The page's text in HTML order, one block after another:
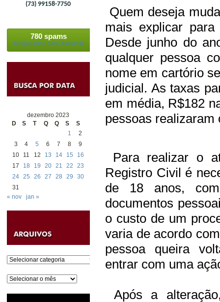
(73) 99158-7750
780 spams
bloqueados pelo Akismet
dezembro 2023
D
S T Q Q S
S
1
2
3
4 5 6 7 8
9
10
11 12 13 14 15
16
17
18 19 20 21 22
23
24 25 26 27 28 29
30
31
« nov
jan »
Categorias
Arquivos
Quem deseja
mais explicar
Desde junho do
qualquer pessoa
nome em cartório
judicial. As taxas
em média, R$182
pessoas realizaram
Para realizar o
Registro Civil é
de 18 anos,
documentos
o custo de um
varia de acordo
pessoa queira
entrar com uma
Após a